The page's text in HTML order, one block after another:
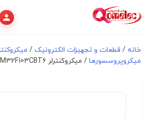
خانه / قطعات و تجهیزات الکترونیک/
میکروپروسسورها/ میکروکنترلر STM32F103CBT6